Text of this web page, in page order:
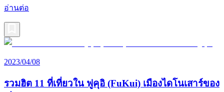
อ่านต่อ
2023/04/08
รวมฮิต 11 ที่เที่ยวใน ฟูคุอิ (FuKui) เมืองไดโนเสาร์ของ